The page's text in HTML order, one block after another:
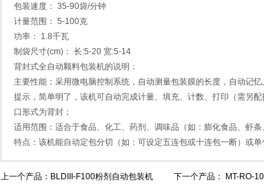
包装速度： 35-90袋/分钟
计量范围： 5-100克
功率： 1.8千瓦
制袋尺寸(cm)： 长:5-20 宽:5-14
背封式全自动颗料包装机的说明：
主要性能：采用微电脑控制系统，自动测量包装膜的长度，自动记
提示，简单明了，该机可自动完成计量、填充、计数、打印（需另
口形式为背封；
适用范围：适合于食品、化工、药剂、调味品（如：膨化食品、虾
特点：该机能自动定包分切（如：可设定五连包或十连包一断）或单
上一个产品： BLDIII-F100粉剂自动包装机 下一个产品： MT-RO-